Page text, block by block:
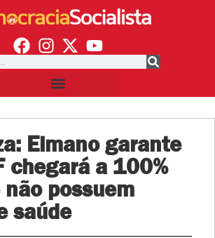
Elmano garante
chegará a 100%
não possuem
saúde